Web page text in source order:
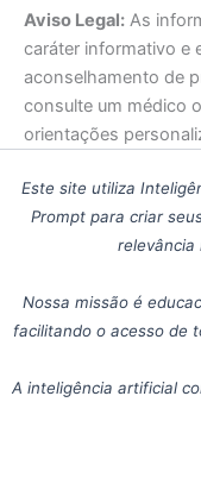
Aviso Legal: As
caráter informativo e
aconselhamento de
consulte um médico
orientações
Este site utiliza
Prompt para criar
relevância
Nossa missão é
facilitando o acesso de
A inteligência artificial